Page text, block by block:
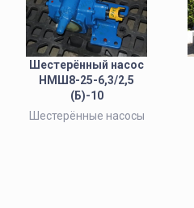
Шестерённый насос
НМШ8-25-6,3/2,5
(Б)-10
Шестерённые насосы